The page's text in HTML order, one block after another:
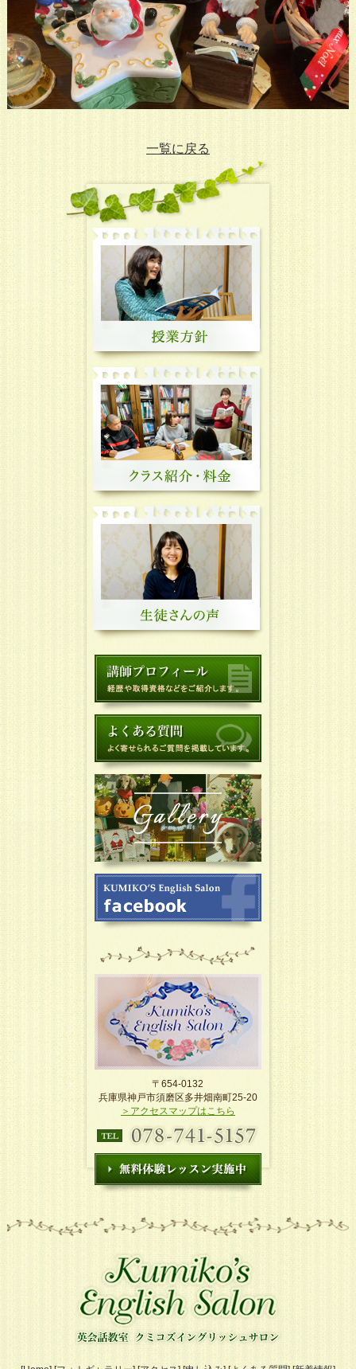
一覧に戻る
〒654-0132
兵庫県神戸市須磨区多井畑南町25-20
＞アクセスマップはこちら